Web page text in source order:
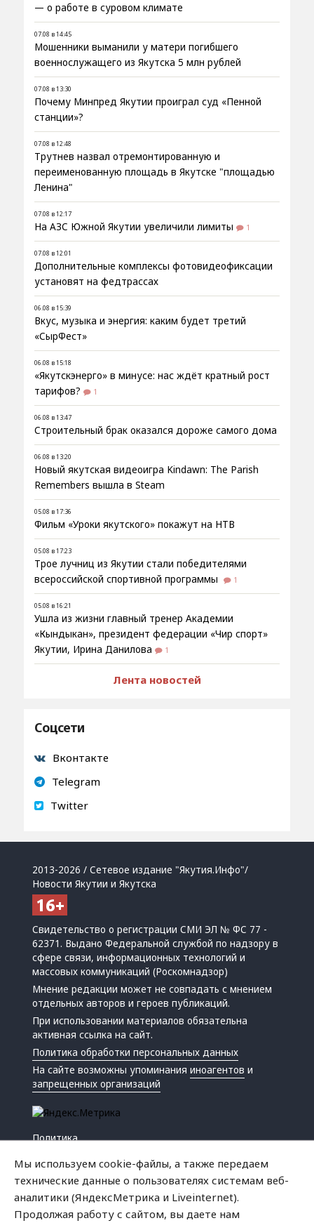
— о работе в суровом климате
07.08 в 14:45
Мошенники выманили у матери погибшего
военнослужащего из Якутска 5 млн рублей
07.08 в 13:30
Почему Минпред Якутии проиграл суд «Пенной
станции»?
07.08 в 12:48
Трутнев назвал отремонтированную и
переименованную площадь в Якутске "площадью
Ленина"
07.08 в 12:17
На АЗС Южной Якутии увеличили лимиты 1
07.08 в 12:01
Дополнительные комплексы фотовидеофиксации
установят на федтрассах
06.08 в 15:39
Вкус, музыка и энергия: каким будет третий
«СырФест»
06.08 в 15:18
«Якутскэнерго» в минусе: нас ждёт кратный рост
тарифов?
1
06.08 в 13:47
Строительный брак оказался дороже самого дома
06.08 в 13:20
Новый якутская видеоигра Kindawn: The Parish
Remembers вышла в Steam
05.08 в 17:36
Фильм «Уроки якутского» покажут на НТВ
05.08 в 17:23
Трое лучниц из Якутии стали победителями
всероссийской спортивной программы
1
05.08 в 16:21
Ушла из жизни главный тренер Академии
«Кындыкан», президент федерации «Чир спорт»
Якутии, Ирина Данилова
1
Лента новостей
Соцсети
Вконтакте
Telegram
Twitter
2013-2026 / Сетевое издание "Якутия.Инфо"/
Новости Якутии и Якутска
Свидетельство о регистрации СМИ ЭЛ № ФС 77 -
62371. Выдано Федеральной службой по надзору в
сфере связи, информационных технологий и
массовых коммуникаций (Роскомнадзор)
Мнение редакции может не совпадать с мнением
отдельных авторов и героев публикаций.
При использовании материалов обязательна
активная ссылка на сайт.
Политика обработки персональных данных
На сайте возможны упоминанияиноагентов и
запрещенных организаций
Политика
Мы используем cookie-файлы, а также передаем
технические данные о пользователях системам веб-
аналитики (ЯндексМетрика и Liveinternet).
Продолжая работу с сайтом, вы даете нам